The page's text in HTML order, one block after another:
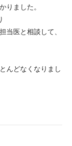
りました。
当医と相談して、
んどなくなりまし